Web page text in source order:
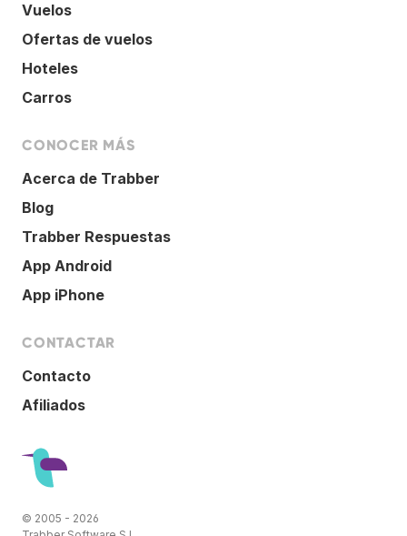
Vuelos
Ofertas de vuelos
Hoteles
Carros
CONOCER MÁS
Acerca de Trabber
Blog
Trabber Respuestas
App Android
App iPhone
CONTACTAR
Contacto
Afiliados
© 2005 - 2026